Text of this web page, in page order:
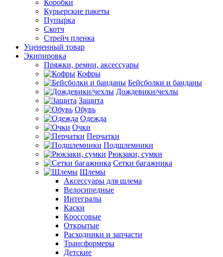
Коробки
Курьерские пакеты
Пупырка
Скотч
Стрейч пленка
Уцененный товар
Экипировка
Пряжки, ремни, аксессуары
Кофры
Бейсболки и банданы
Дождевики/чехлы
Защита
Обувь
Одежда
Очки
Перчатки
Подшлемники
Рюкзаки, сумки
Сетки багажника
Шлемы
Аксессуары для шлема
Велосипедные
Интегралы
Каски
Кроссовые
Открытые
Расходники и запчасти
Трансформеры
Детские